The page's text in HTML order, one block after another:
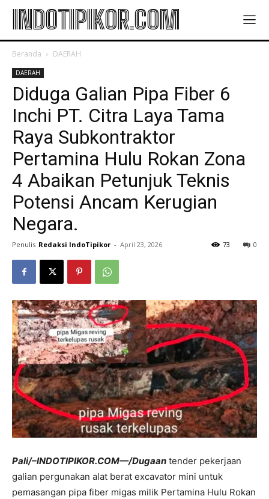
INDOTIPIKOR.COM
Beranda DAERAH
DAERAH
Diduga Galian Pipa Fiber 6
Inchi PT. Citra Laya Tama
Raya Subkontraktor
Pertamina Hulu Rokan Zona
4 Abaikan Petunjuk Teknis
Potensi Ancam Kerugian
Negara.
Penulis Redaksi IndoTipikor - April 23, 2026 0
73
Pali/–INDOTIPIKOR.COM—/Dugaan tender pekerjaan
galian pergunakan alat berat excavator mini untuk
pemasangan pipa fiber migas milik Pertamina Hulu Rokan